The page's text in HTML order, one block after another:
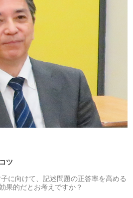
ツ
に向けて、記述問題の正答率を高める
果的だとお考えですか？